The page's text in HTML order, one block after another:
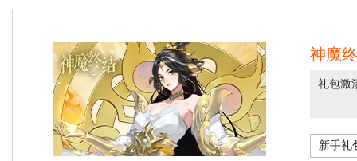
神魔
礼包激